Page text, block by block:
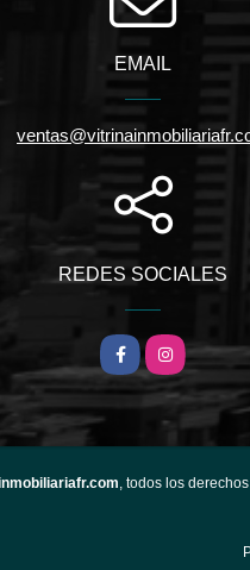
EMAIL
REDES SOCIALES
FacebookInstagram
, todos los